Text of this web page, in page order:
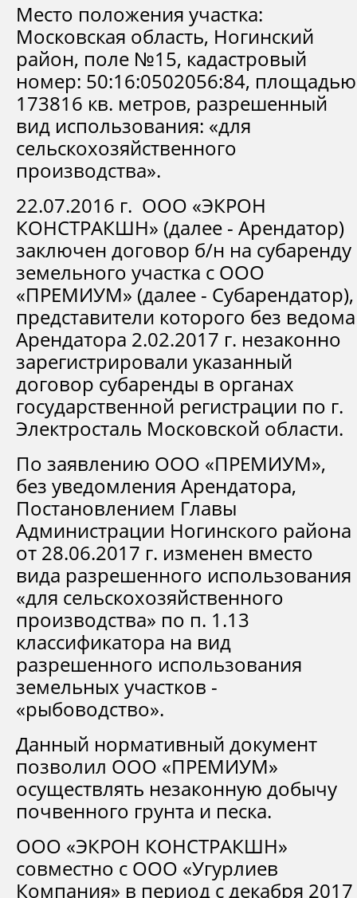
Место положения участка:
Московская область, Ногинский
район, поле №15, кадастровый
номер: 50:16:0502056:84, площадью
173816 кв. метров, разрешенный
вид использования: «для
сельскохозяйственного
производства».
22.07.2016 г. ООО «ЭКРОН
КОНСТРАКШН» (далее - Арендатор)
заключен договор б/н на субаренду
земельного участка с ООО
«ПРЕМИУМ» (далее - Субарендатор),
представители которого без ведома
Арендатора 2.02.2017 г. незаконно
зарегистрировали указанный
договор субаренды в органах
государственной регистрации по г.
Электросталь Московской области.
По заявлению ООО «ПРЕМИУМ»,
без уведомления Арендатора,
Постановлением Главы
Администрации Ногинского района
от 28.06.2017 г. изменен вместо
вида разрешенного использования
«для сельскохозяйственного
производства» по п. 1.13
классификатора на вид
разрешенного использования
земельных участков -
«рыбоводство».
Данный нормативный документ
позволил ООО «ПРЕМИУМ»
осуществлять незаконную добычу
почвенного грунта и песка.
ООО «ЭКРОН КОНСТРАКШН»
совместно с ООО «Угурлиев
Компания» в период с декабря 2017